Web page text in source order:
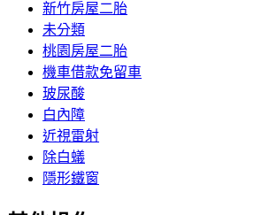
新竹房屋二胎
未分類
桃園房屋二胎
機車借款免留車
玻尿酸
白內障
近視雷射
除白蟻
隱形鐵窗